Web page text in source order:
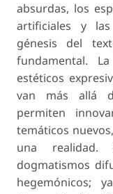
absurdas, los
artificiales y
génesis del
fundamental.
estéticos
van más allá
permiten
temáticos
una realidad.
dogmatismos
hegemónicos;